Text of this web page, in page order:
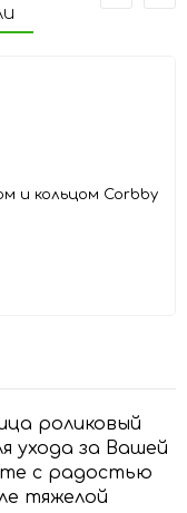
и кольцом Corbby
роликовый
ухода за Вашей
с радостью
тяжелой